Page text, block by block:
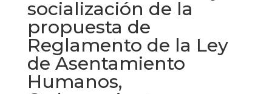
socialización de la
propuesta de
Reglamento de la Ley
de Asentamiento
Humanos,